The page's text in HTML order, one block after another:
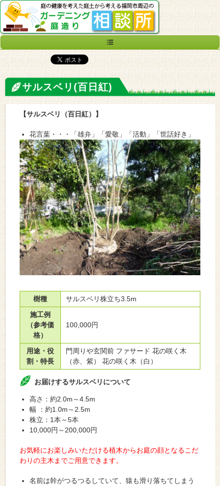
サルスベリ(百日紅)
【サルスベリ（百日紅）】
花言葉・・・「雄弁」「愛敬」「活動」「世話好き」
樹種
サルスベリ株立ち3.5m
施工例
（参考価
格）
100,000円
用途・役
割・特長
門周りや玄関前 ファサード 花の咲く木
（赤、紫） 花の咲く木（白）
お届けするサルスベリについて
高さ：約2.0m～4.5m
幅 ：約1.0m～2.5m
株立：1本～5本
10,000円～200,000円
お気軽にお楽しみいただける植木からお庭の顔となるこだ
わりの主木までご用意できます。
名前は幹がつるつるしていて、猿も滑り落ちてしまう